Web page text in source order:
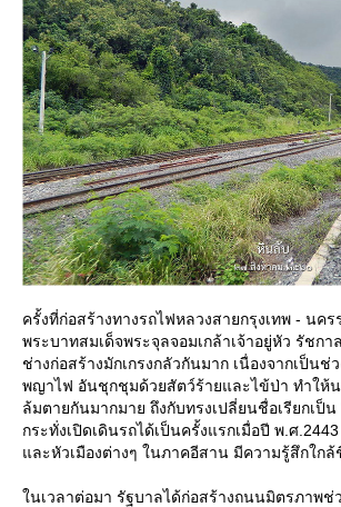
ครั้งที่ก่อสร้างทางรถไฟหลวงสายกรุงเทพ - น
พระบาทสมเด็จพระจุลจอมเกล้าเจ้าอยู่หัว รัชก
ช่างก่อสร้างมักเกรงกลัวกันมาก เนื่องจากเป็นช่
พญาไฟ อันชุกชุมด้วยสัตว์ร้ายและไข้ป่า ทำให้
ล้มตายกันมากมาย ถึงกับทรงเปลี่ยนชื่อเรียกเป็
กระทั่งเปิดเดินรถได้เป็นครั้งแรกเมื่อปี พ.ศ
ละหัวเมืองต่างๆ ในภาคอีสาน มีความรู้สึกใกล้
นเวลาต่อมา รัฐบาลได้ก่อสร้างถนนมิตรภาพช่